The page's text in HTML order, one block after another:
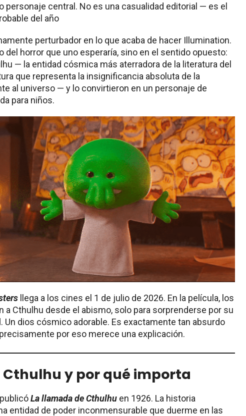
personaje central. No es una casualidad editorial — es el
del año
perturbador en lo que acaba de hacer Illumination.
del horror que uno esperaría, sino en el sentido opuesto:
— la entidad cósmica más aterradora de la literatura del
que representa la insignificancia absoluta de la
al universo — y lo convirtieron en un personaje de
para niños.
llega a los cines el 1 de julio de 2026. En la película, los
a Cthulhu desde el abismo, solo para sorprenderse por su
Un dios cósmico adorable. Es exactamente tan absurdo
por eso merece una explicación.
Cthulhu y por qué importa
publicóLa llamada de Cthulhu en 1926. La historia
entidad de poder inconmensurable que duerme en las